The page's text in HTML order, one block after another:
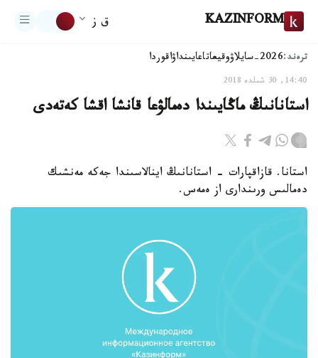
KAZINFORM ق ز
ترەند:2026-سايلاۋ وقيعاتاعايىنداۋاقوردا
14:40, 30 شىلدە 2018
استانانىڭ ماڭايىندا دەمالۋعا قانشا اقشا كەتەدى
استانا. قازاقپارات - استانانىڭ اينالاسىندا جەكە مەنشىك
دەمالىس ورىندارى از ەمەس.